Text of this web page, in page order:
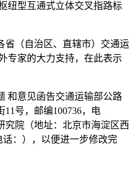
纽型互通式立体交叉指路标
省（自治区、直辖市）交通运
专家的大力支持，在此表示
和意见函告交通运输部公路
号，邮编100736，电
究院（地址：北京市海淀区西
话：），以便进一步修改完